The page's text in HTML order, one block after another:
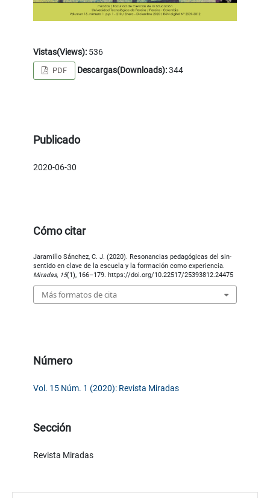
Vistas(Views): 536
PDF Descargas(Downloads):344
Publicado
2020-06-30
Cómo citar
Jaramillo Sánchez, C. J. (2020). Resonancias pedagógicas del sin-
sentido en clave de la escuela y la formación como experiencia.
Miradas, 15(1), 166–179. https://doi.org/10.22517/25393812.24475
Más formatos de cita
Número
Vol. 15 Núm. 1 (2020): Revista Miradas
Sección
Revista Miradas